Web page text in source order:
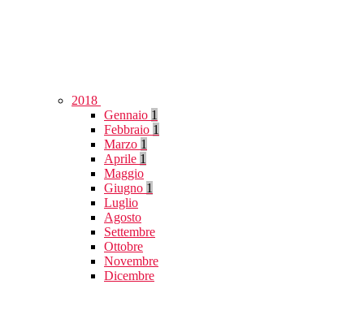
2018
Gennaio 1
Febbraio 1
Marzo 1
Aprile 1
Maggio
Giugno 1
Luglio
Agosto
Settembre
Ottobre
Novembre
Dicembre